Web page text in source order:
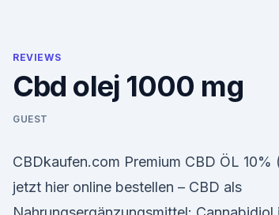
REVIEWS
Cbd olej 1000 mg
GUEST
CBDkaufen.com Premium CBD ÖL 10%
jetzt hier online bestellen – CBD als